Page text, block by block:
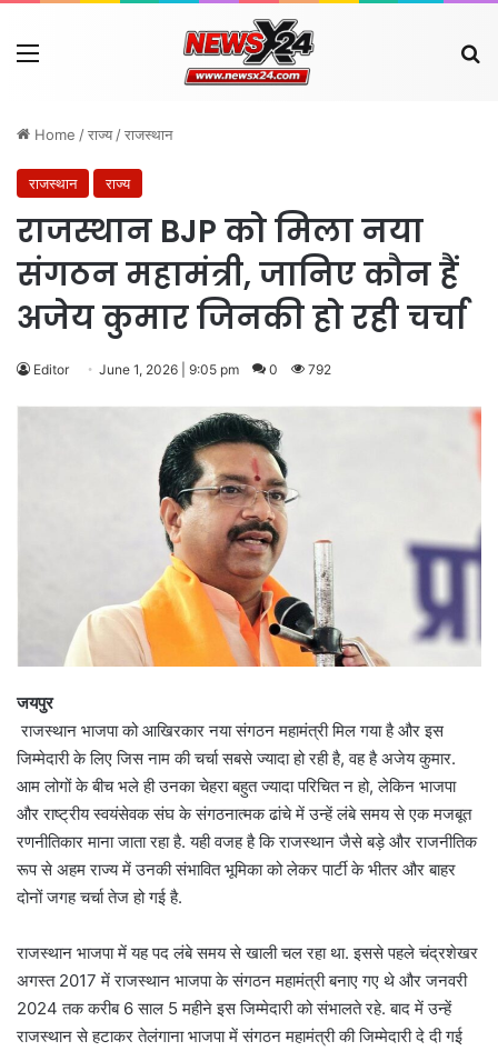
Menu
Home /राज्य /राजस्थान
राजस्थान राज्य
राजस्थान BJP को मिला नया
संगठन महामंत्री, जानिए कौन हैं
अजेय कुमार जिनकी हो रही चर्चा
Editor June 1, 2026 | 9:05 pm 0 792
जयपुर
राजस्थान भाजपा को आखिरकार नया संगठन महामंत्री मिल गया है और इस
जिम्मेदारी के लिए जिस नाम की चर्चा सबसे ज्यादा हो रही है, वह है अजेय कुमार.
आम लोगों के बीच भले ही उनका चेहरा बहुत ज्यादा परिचित न हो, लेकिन भाजपा
और राष्ट्रीय स्वयंसेवक संघ के संगठनात्मक ढांचे में उन्हें लंबे समय से एक मजबूत
रणनीतिकार माना जाता रहा है. यही वजह है कि राजस्थान जैसे बड़े और राजनीतिक
रूप से अहम राज्य में उनकी संभावित भूमिका को लेकर पार्टी के भीतर और बाहर
दोनों जगह चर्चा तेज हो गई है.
राजस्थान भाजपा में यह पद लंबे समय से खाली चल रहा था. इससे पहले चंद्रशेखर
अगस्त 2017 में राजस्थान भाजपा के संगठन महामंत्री बनाए गए थे और जनवरी
2024 तक करीब 6 साल 5 महीने इस जिम्मेदारी को संभालते रहे. बाद में उन्हें
राजस्थान से हटाकर तेलंगाना भाजपा में संगठन महामंत्री की जिम्मेदारी दे दी गई